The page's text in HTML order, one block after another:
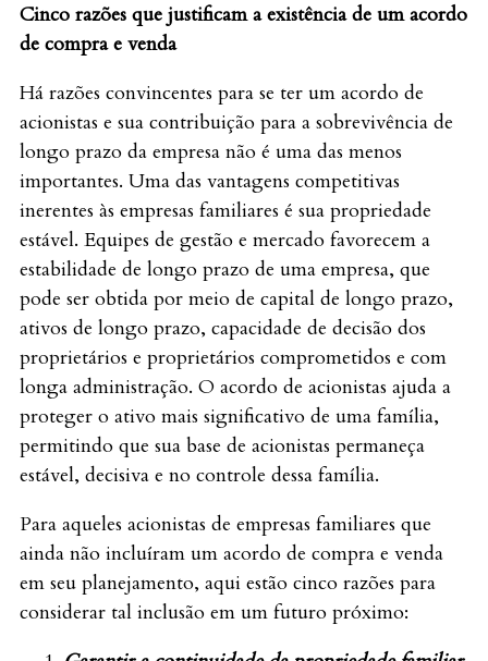
Cinco razões que justificam a existência de um acordo
de compra e venda
Há razões convincentes para se ter um acordo de
acionistas e sua contribuição para a sobrevivência de
longo prazo da empresa não é uma das menos
importantes. Uma das vantagens competitivas
inerentes às empresas familiares é sua propriedade
estável. Equipes de gestão e mercado favorecem a
estabilidade de longo prazo de uma empresa, que
pode ser obtida por meio de capital de longo prazo,
ativos de longo prazo, capacidade de decisão dos
proprietários e proprietários comprometidos e com
longa administração. O acordo de acionistas ajuda a
proteger o ativo mais significativo de uma família,
permitindo que sua base de acionistas permaneça
estável, decisiva e no controle dessa família.
Para aqueles acionistas de empresas familiares que
ainda não incluíram um acordo de compra e venda
em seu planejamento, aqui estão cinco razões para
considerar tal inclusão em um futuro próximo: